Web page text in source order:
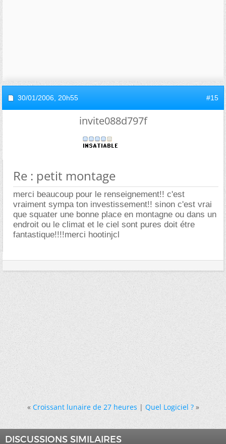
30/01/2006, 20h55 #15
invite088d797f
Re : petit montage
merci beaucoup pour le renseignement!! c'est
vraiment sympa ton investissement!! sinon c'est vrai
que squater une bonne place en montagne ou dans un
endroit ou le climat et le ciel sont pures doit étre
fantastique!!!!merci hootinjcl
« Croissant lunaire de 27 heures|Quel Logiciel ? »
DISCUSSIONS SIMILAIRES